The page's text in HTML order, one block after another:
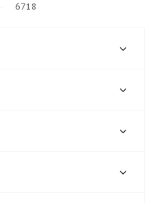
6718